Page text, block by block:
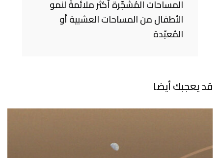
المساحات المُشجّرة أكثر ملائمةً لنمو
الأطفال من المساحات العشبية أو
المُعبّدة
قد يعجبك أيضا